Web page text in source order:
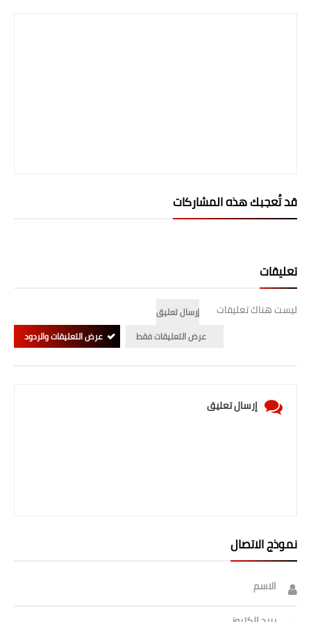
فن ومشاهير
قد تُعجبك هذه المشاركات
تعليقات
ليست هناك تعليقات
إرسال تعليق
عرض التعليقات فقط
عرض التعليقات والردود
إرسال تعليق
نموذج الاتصال
الاسم